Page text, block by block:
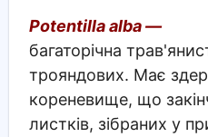
Potentilla alba —
багаторічна
трояндових. Має
кореневище, що
листків, зібраних у